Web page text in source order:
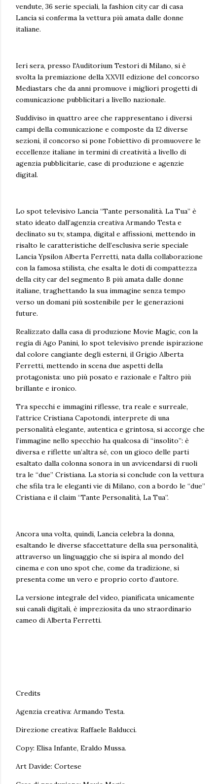
vendute, 36 serie speciali, la fashion city car di casa
Lancia si conferma la vettura più amata dalle donne
italiane.
Ieri sera, presso l'Auditorium Testori di Milano, si è
svolta la premiazione della XXVII edizione del concorso
Mediastars che da anni promuove i migliori progetti di
comunicazione pubblicitari a livello nazionale.
Suddiviso in quattro aree che rappresentano i diversi
campi della comunicazione e composte da 12 diverse
sezioni, il concorso si pone l’obiettivo di promuovere le
eccellenze italiane in termini di creatività a livello di
agenzia pubblicitarie, case di produzione e agenzie
digital.
Lo spot televisivo Lancia “Tante personalità. La Tua” è
stato ideato dall’agenzia creativa Armando Testa e
declinato su tv, stampa, digital e affissioni, mettendo in
risalto le caratteristiche dell’esclusiva serie speciale
Lancia Ypsilon Alberta Ferretti, nata dalla collaborazione
con la famosa stilista, che esalta le doti di compattezza
della city car del segmento B più amata dalle donne
italiane, traghettando la sua immagine senza tempo
verso un domani più sostenibile per le generazioni
future.
Realizzato dalla casa di produzione Movie Magic, con la
regia di Ago Panini, lo spot televisivo prende ispirazione
dal colore cangiante degli esterni, il Grigio Alberta
Ferretti, mettendo in scena due aspetti della
protagonista: uno più posato e razionale e l'altro più
brillante e ironico.
Tra specchi e immagini riflesse, tra reale e surreale,
l’attrice Cristiana Capotondi, interprete di una
personalità elegante, autentica e grintosa, si accorge che
l’immagine nello specchio ha qualcosa di “insolito”: è
diversa e riflette un’altra sé, con un gioco delle parti
esaltato dalla colonna sonora in un avvicendarsi di ruoli
tra le “due” Cristiana. La storia si conclude con la vettura
che sfila tra le eleganti vie di Milano, con a bordo le “due”
Cristiana e il claim “Tante Personalità, La Tua”.
Ancora una volta, quindi, Lancia celebra la donna,
esaltando le diverse sfaccettature della sua personalità,
attraverso un linguaggio che si ispira al mondo del
cinema e con uno spot che, come da tradizione, si
presenta come un vero e proprio corto d’autore.
La versione integrale del video, pianificata unicamente
sui canali digitali, è impreziosita da uno straordinario
cameo di Alberta Ferretti.
Credits
Agenzia creativa: Armando Testa.
Direzione creativa: Raffaele Balducci.
Copy: Elisa Infante, Eraldo Mussa.
Art Davide: Cortese